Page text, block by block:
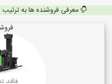
معرفی فروشنده ها به